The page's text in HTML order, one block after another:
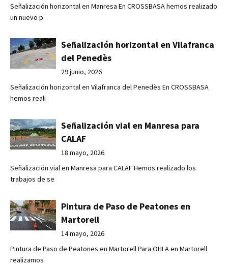
Señalización horizontal en Manresa En CROSSBASA hemos realizado
un nuevo p
Señalización horizontal en Vilafranca
del Penedès
29 junio, 2026
Señalización horizontal en Vilafranca del Penedès En CROSSBASA
hemos reali
Señalización vial en Manresa para
CALAF
18 mayo, 2026
Señalización vial en Manresa para CALAF Hemos realizado los
trabajos de se
Pintura de Paso de Peatones en
Martorell
14 mayo, 2026
Pintura de Paso de Peatones en Martorell Para OHLA en Martorell
realizamos